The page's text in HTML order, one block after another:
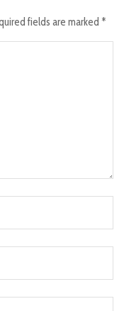
fields are marked *